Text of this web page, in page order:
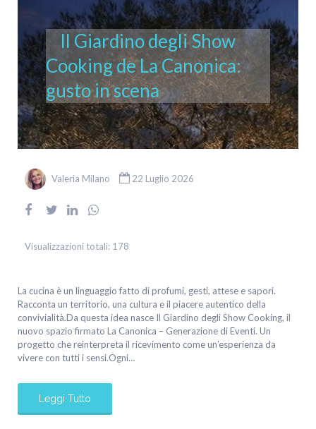
Il Giardino degli Show
Cooking de La Canonica:
gusto in scena
Valeria Milano 22 Luglio 2026
Visualizzazioni totali: 178
La cucina è un linguaggio fatto di profumi, gesti, attese e sapori.
Racconta un territorio, una cultura e il piacere autentico della
convivialità.Da questa idea nasce Il Giardino degli Show Cooking, il
nuovo spazio firmato La Canonica – Generazione di Eventi. Un
progetto che reinterpreta il ricevimento come un’esperienza da
vivere con tutti i sensi.Ogni…
Leggi Tutto